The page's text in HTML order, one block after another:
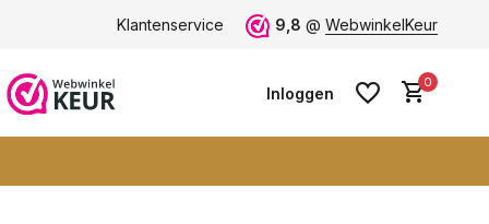
klantbeoordeling 9+ Grootste collectie -ruim 600+
Klantenservice 9,8 @ WebwinkelKeur
Inloggen
0